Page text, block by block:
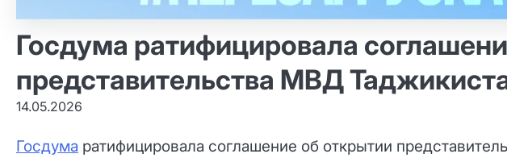
Госдума ратифицировала
представительства МВД
14.05.2026
Госдума ратифицировала соглашение об открытии